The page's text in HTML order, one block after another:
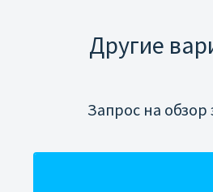
Другие
Запрос на обзор